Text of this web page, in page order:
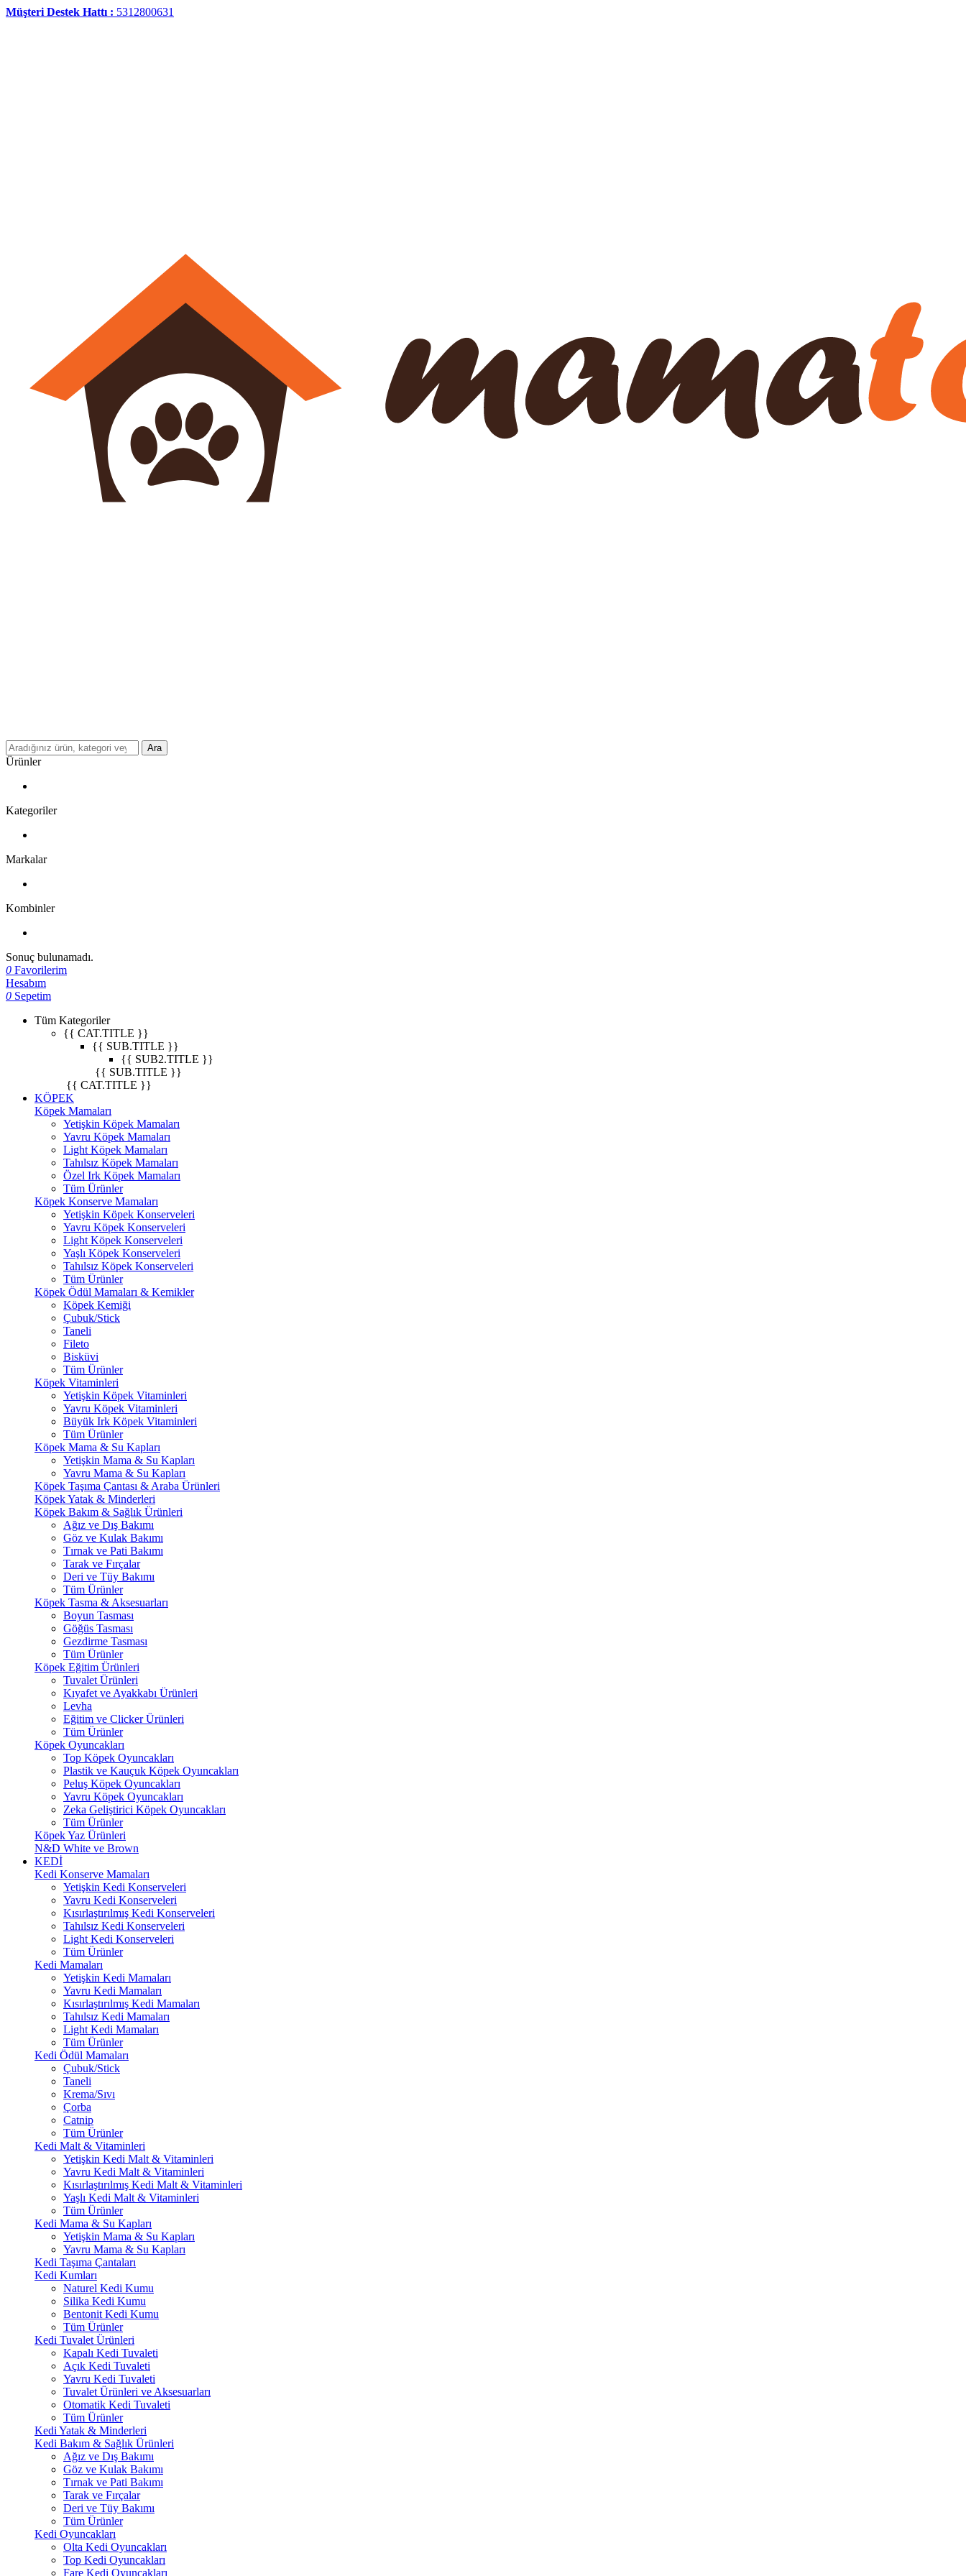
Müşteri Destek Hattı : 5312800631
Ara
Ürünler
Kategoriler
Markalar
Kombinler
Sonuç bulunamadı.
0 Favorilerim
Hesabım
0 Sepetim
Tüm Kategoriler
{{ CAT.TITLE }}
{{ SUB.TITLE }}
{{ SUB2.TITLE }}
{{ SUB.TITLE }}
{{ CAT.TITLE }}
KÖPEK
Köpek Mamaları
Yetişkin Köpek Mamaları
Yavru Köpek Mamaları
Light Köpek Mamaları
Tahılsız Köpek Mamaları
Özel Irk Köpek Mamaları
Tüm Ürünler
Köpek Konserve Mamaları
Yetişkin Köpek Konserveleri
Yavru Köpek Konserveleri
Light Köpek Konserveleri
Yaşlı Köpek Konserveleri
Tahılsız Köpek Konserveleri
Tüm Ürünler
Köpek Ödül Mamaları & Kemikler
Köpek Kemiği
Çubuk/Stick
Taneli
Fileto
Bisküvi
Tüm Ürünler
Köpek Vitaminleri
Yetişkin Köpek Vitaminleri
Yavru Köpek Vitaminleri
Büyük Irk Köpek Vitaminleri
Tüm Ürünler
Köpek Mama & Su Kapları
Yetişkin Mama & Su Kapları
Yavru Mama & Su Kapları
Köpek Taşıma Çantası & Araba Ürünleri
Köpek Yatak & Minderleri
Köpek Bakım & Sağlık Ürünleri
Ağız ve Dış Bakımı
Göz ve Kulak Bakımı
Tırnak ve Pati Bakımı
Tarak ve Fırçalar
Deri ve Tüy Bakımı
Tüm Ürünler
Köpek Tasma & Aksesuarları
Boyun Tasması
Göğüs Tasması
Gezdirme Tasması
Tüm Ürünler
Köpek Eğitim Ürünleri
Tuvalet Ürünleri
Kıyafet ve Ayakkabı Ürünleri
Levha
Eğitim ve Clicker Ürünleri
Tüm Ürünler
Köpek Oyuncakları
Top Köpek Oyuncakları
Plastik ve Kauçuk Köpek Oyuncakları
Peluş Köpek Oyuncakları
Yavru Köpek Oyuncakları
Zeka Geliştirici Köpek Oyuncakları
Tüm Ürünler
Köpek Yaz Ürünleri
N&D White ve Brown
KEDİ
Kedi Konserve Mamaları
Yetişkin Kedi Konserveleri
Yavru Kedi Konserveleri
Kısırlaştırılmış Kedi Konserveleri
Tahılsız Kedi Konserveleri
Light Kedi Konserveleri
Tüm Ürünler
Kedi Mamaları
Yetişkin Kedi Mamaları
Yavru Kedi Mamaları
Kısırlaştırılmış Kedi Mamaları
Tahılsız Kedi Mamaları
Light Kedi Mamaları
Tüm Ürünler
Kedi Ödül Mamaları
Çubuk/Stick
Taneli
Krema/Sıvı
Çorba
Catnip
Tüm Ürünler
Kedi Malt & Vitaminleri
Yetişkin Kedi Malt & Vitaminleri
Yavru Kedi Malt & Vitaminleri
Kısırlaştırılmış Kedi Malt & Vitaminleri
Yaşlı Kedi Malt & Vitaminleri
Tüm Ürünler
Kedi Mama & Su Kapları
Yetişkin Mama & Su Kapları
Yavru Mama & Su Kapları
Kedi Taşıma Çantaları
Kedi Kumları
Naturel Kedi Kumu
Silika Kedi Kumu
Bentonit Kedi Kumu
Tüm Ürünler
Kedi Tuvalet Ürünleri
Kapalı Kedi Tuvaleti
Açık Kedi Tuvaleti
Yavru Kedi Tuvaleti
Tuvalet Ürünleri ve Aksesuarları
Otomatik Kedi Tuvaleti
Tüm Ürünler
Kedi Yatak & Minderleri
Kedi Bakım & Sağlık Ürünleri
Ağız ve Dış Bakımı
Göz ve Kulak Bakımı
Tırnak ve Pati Bakımı
Tarak ve Fırçalar
Deri ve Tüy Bakımı
Tüm Ürünler
Kedi Oyuncakları
Olta Kedi Oyuncakları
Top Kedi Oyuncakları
Fare Kedi Oyuncakları